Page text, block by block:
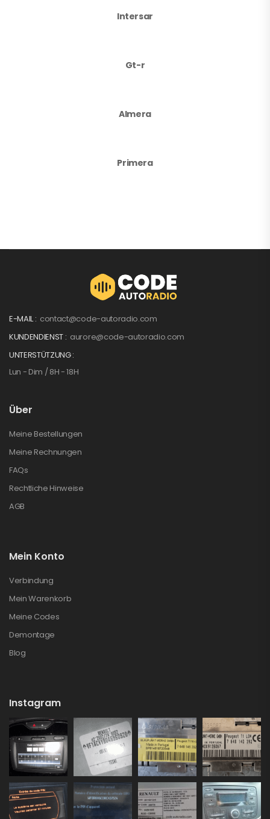
Intersar
Gt-r
Almera
Primera
E-MAIL : contact@code-autoradio.com
KUNDENDIENST : aurore@code-autoradio.com
UNTERSTÜTZUNG :
Lun - Dim / 8H - 18H
Über
Meine Bestellungen
Meine Rechnungen
FAQs
Rechtliche Hinweise
AGB
Mein Konto
Verbindung
Mein Warenkorb
Meine Codes
Demontage
Blog
Instagram